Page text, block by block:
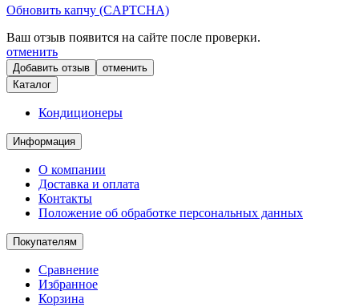
Обновить капчу (CAPTCHA)
Ваш отзыв появится на сайте после проверки.
отменить
отменить
Каталог
Кондиционеры
Информация
О компании
Доставка и оплата
Контакты
Положение об обработке персональных данных
Покупателям
Сравнение
Избранное
Корзина